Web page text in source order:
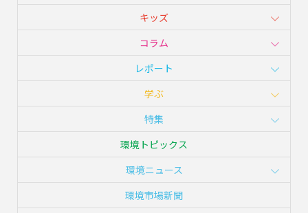
キッズ
コラム
レポート
学ぶ
特集
環境トピックス
環境ニュース
環境市場新聞